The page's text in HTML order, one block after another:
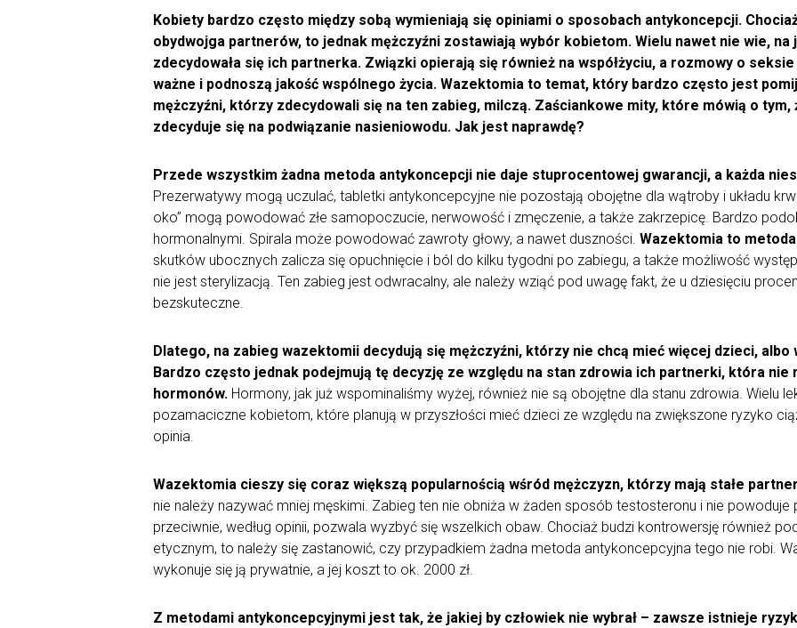
Kobiety bardzo często między sobą wymieniają się opiniami o sposobach antykoncepcji.
obydwojga partnerów, to jednak mężczyźni zostawiają wybór kobietom. Wielu nawet nie wie,
zdecydowała się ich partnerka. Związki opierają się również na współżyciu, a rozmowy o
ważne i podnoszą jakość wspólnego życia. Wazektomia to temat, który bardzo często jest
mężczyźni, którzy zdecydowali się na ten zabieg, milczą. Zaściankowe mity, które mówią o
zdecyduje się na podwiązanie nasieniowodu. Jak jest naprawdę?
Przede wszystkim żadna metoda antykoncepcji nie daje stuprocentowej gwarancji, a każda
Prezerwatywy mogą uczulać, tabletki antykoncepcyjne nie pozostają obojętne dla wątroby i układu
oko” mogą powodować złe samopoczucie, nerwowość i zmęczenie, a także zakrzepicę. Bardzo
hormonalnymi. Spirala może powodować zawroty głowy, a nawet duszności. Wazektomia to
skutków ubocznych zalicza się opuchnięcie i ból do kilku tygodni po zabiegu, a także możliwość
nie jest sterylizacją. Ten zabieg jest odwracalny, ale należy wziąć pod uwagę fakt, że u dziesięciu
bezskuteczne.
Dlatego, na zabieg wazektomii decydują się mężczyźni, którzy nie chcą mieć więcej dzieci,
Bardzo często jednak podejmują tę decyzję ze względu na stan zdrowia ich partnerki, która nie
hormonów. Hormony, jak już wspominaliśmy wyżej, również nie są obojętne dla stanu zdrowia. Wielu
pozamaciczne kobietom, które planują w przyszłości mieć dzieci ze względu na zwiększone ryzyko
opinia.
Wazektomia cieszy się coraz większą popularnością wśród mężczyzn, którzy mają stałe
nie należy nazywać mniej męskimi. Zabieg ten nie obniża w żaden sposób testosteronu i nie
przeciwnie, według opinii, pozwala wyzbyć się wszelkich obaw. Chociaż budzi kontrowersję również
etycznym, to należy się zastanowić, czy przypadkiem żadna metoda antykoncepcyjna tego nie robi.
wykonuje się ją prywatnie, a jej koszt to ok. 2000 zł.
Z metodami antykoncepcyjnymi jest tak, że jakiej by człowiek nie wybrał – zawsze istnieje